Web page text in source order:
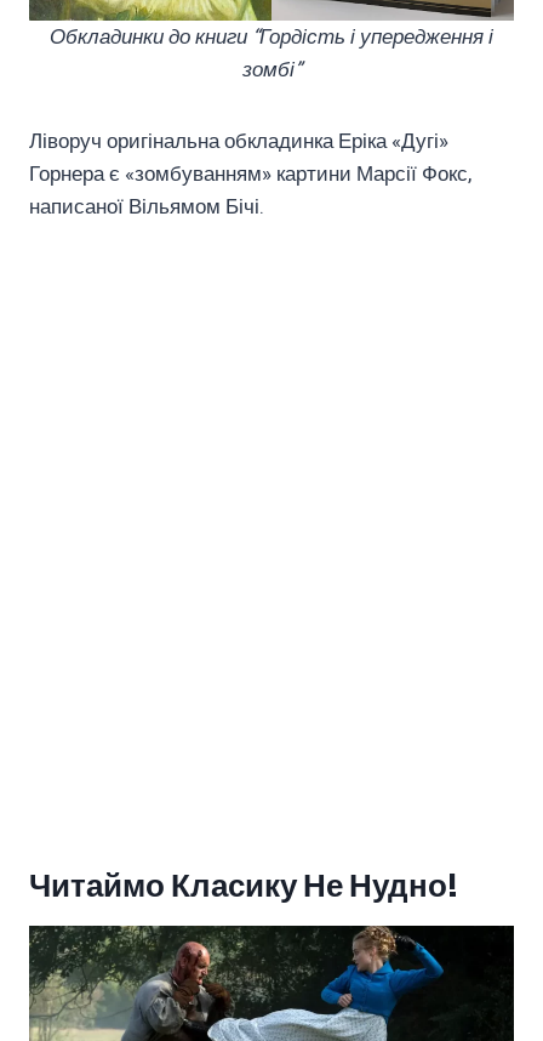
Обкладинки до книги “Гордість і упередження і
зомбі”
Ліворуч оригінальна обкладинка Еріка «Дугі»
Горнера є «зомбуванням» картини Марсії Фокс,
написаної Вільямом Бічі.
Читаймо Класику Не Нудно!